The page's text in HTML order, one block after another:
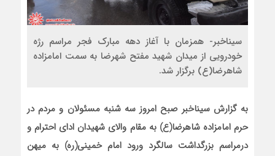
سیناخبر- همزمان با آغاز دهه مبارک فجر مراسم رژه
خودرویی از میدان شهید مفتح شهرضا به سمت امامزاده
شاهرضا(ع) برگزار شد.
به گزارش سیناخبر صبح امروز سه شنبه مسئولان و مردم در
حرم امامزاده شاهرضا(ع) به مقام والای شهیدان ادای احترام و
درمراسم بزرگداشت سالگرد ورود امام خمینی(ره) به میهن